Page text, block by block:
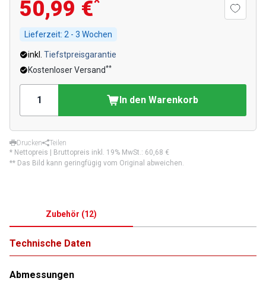
50,99 €
Lieferzeit: 2 - 3 Wochen
inkl. Tiefstpreisgarantie
Kostenloser Versand**
In den Warenkorb
Drucken
Teilen
* Nettopreis | Bruttopreis inkl. 19% MwSt.: 60,68 €
** Das Bild kann geringfügig vom Original abweichen.
Zubehör (12)
Technische Daten
Abmessungen